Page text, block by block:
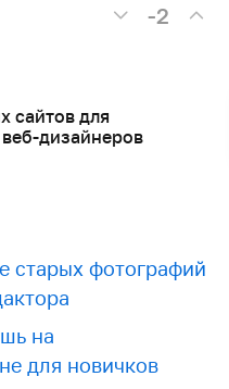
-2
сайтов для
дизайнеров
старых фотографий
на
для новичков